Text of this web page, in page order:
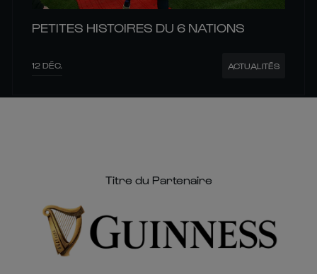
PETITES HISTOIRES DU 6 NATIONS
12 DÉC. ACTUALITÉS
Titre du Partenaire